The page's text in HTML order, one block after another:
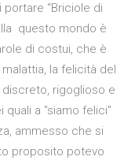
“Briciole di
questo mondo è
di costui, che è
la felicità del
rigoglioso e
quali a "siamo felici"
ammesso che si
proposito potevo